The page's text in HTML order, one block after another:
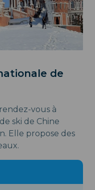
de
vous à
ski de Chine
Elle propose des